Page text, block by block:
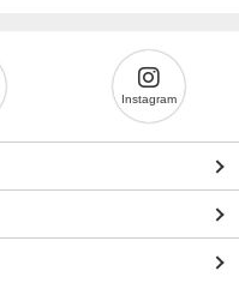
Instagram